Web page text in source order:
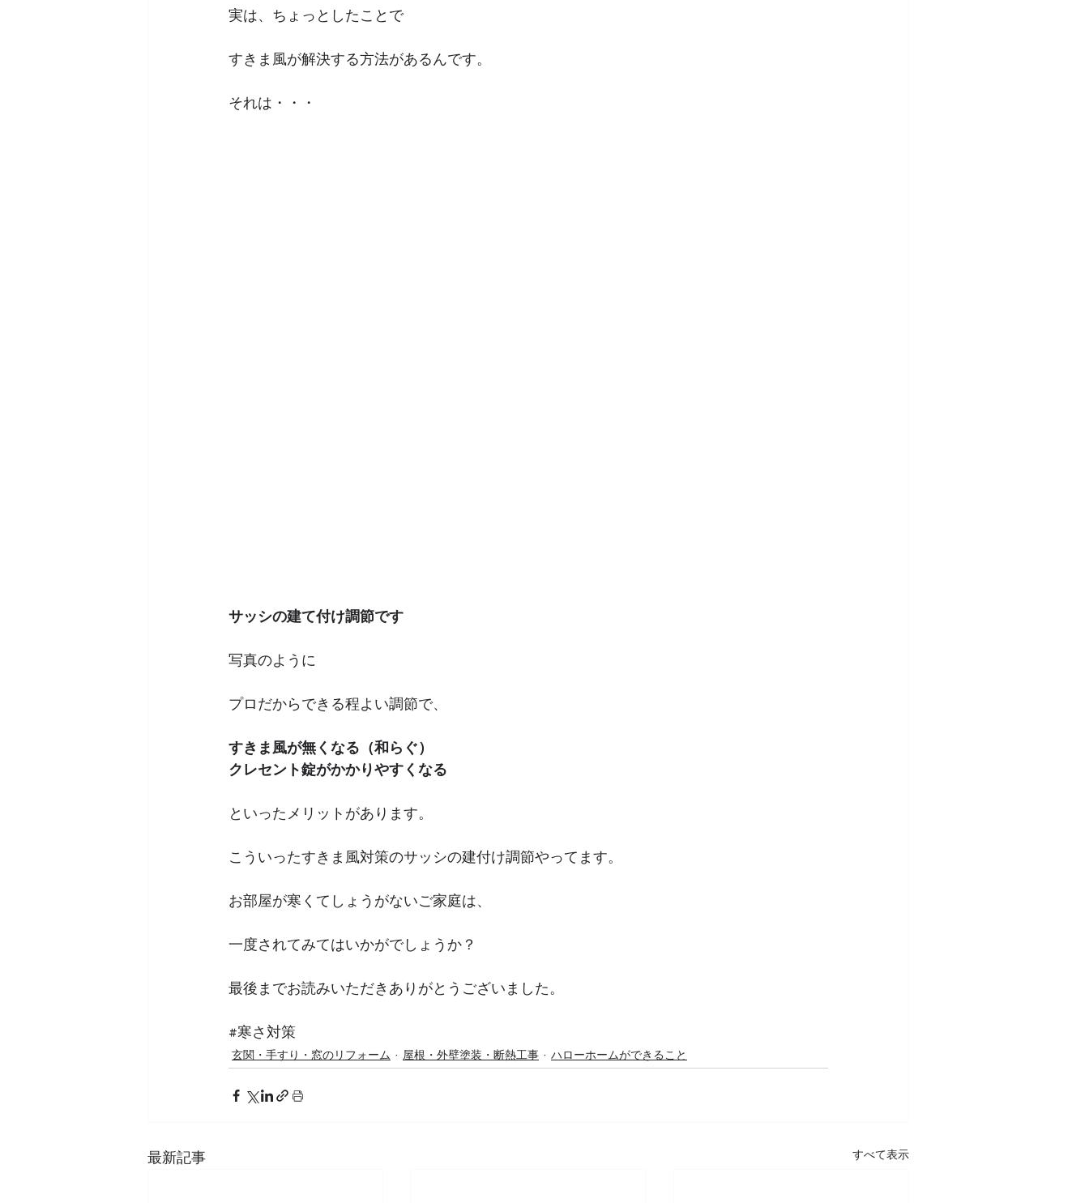
実は、ちょっとしたことで
すきま風が解決する方法があるんです。
それは・・・
サッシの建て付け調節です
写真のように
プロだからできる程よい調節で、
すきま風が無くなる（和らぐ）
クレセント錠がかかりやすくなる
といったメリットがあります。
こういったすきま風対策のサッシの建付け調節やってます。
お部屋が寒くてしょうがないご家庭は、
一度されてみてはいかがでしょうか？
最後までお読みいただきありがとうございました。
#寒さ対策
玄関・手すり・窓のリフォーム 屋根・外壁塗装・断熱工事 ハローホームができること
最新記事 すべて表示